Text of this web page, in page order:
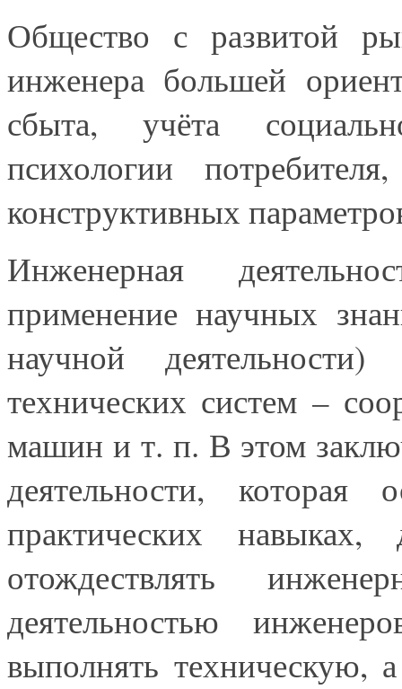
Общество с развитой
инженера большей
сбыта, учёта
психологии
конструктивных
Инженерная
применение научных
научной
технических систем –
машин и т. п. В этом
деятельности, которая
практических
отождествлять
деятельностью
выполнять техническую,